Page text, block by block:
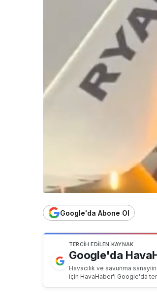
Google'da Abone Ol
TERCIH EDILEN KAYNAK
Google'da
Havacılık ve savunma
için HavaHaber'i Google'da